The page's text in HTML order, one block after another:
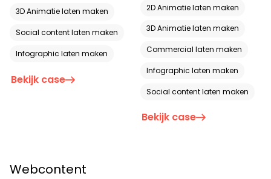
3D Animatie laten maken
Social content laten maken
Infographic laten maken
Bekijk case
2D Animatie laten maken
3D Animatie laten maken
Commercial laten maken
Infographic laten maken
Social content laten maken
Bekijk case
Webcontent